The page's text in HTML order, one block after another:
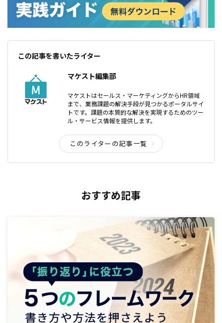
この記事を書いたライター
マケスト編集部
マケストはセールス・マーケティングからHR領域
まで、業務課題の解決手段が見つかるポータルサイ
トです。課題の本質的な解決を実現するためのツー
ル・サービス情報を提供します。
このライターの記事一覧
おすすめ記事